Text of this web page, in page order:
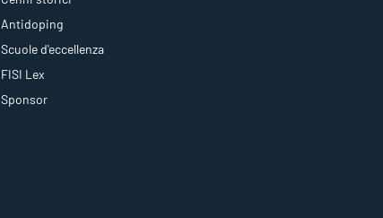
Antidoping
Scuole d'eccellenza
FISI Lex
Sponsor